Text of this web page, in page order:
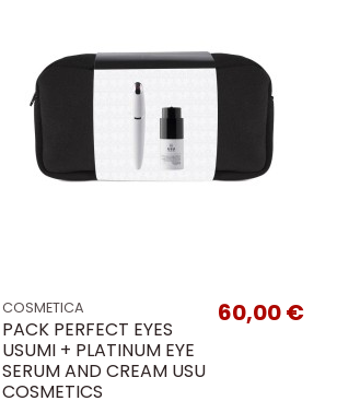
COSMETICA
PACK PERFECT EYES
USUMI + PLATINUM EYE
SERUM AND CREAM USU
COSMETICS
60,00 €